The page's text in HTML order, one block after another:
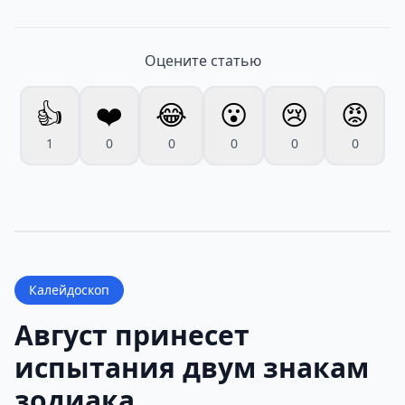
Оцените статью
👍
1
❤️
0
😂
0
😮
0
😢
0
😡
0
Калейдоскоп
Август принесет
испытания двум знакам